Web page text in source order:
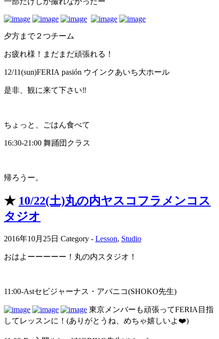
夕方まで２つチーム
お疲れ様！まだまだ頑張れる！
12/11(sun)FERIA pasión ウインクあいち大ホール
是非、観に来て下さい‼️
ちょっと、ごはん食べて
16:30-21:00 舞踊団クラス
帰ろうー。
★ 10/22(土)丸の内ヤスコフラメンコス
タジオ
2016年10月25日 Category - Lesson, Studio
おはよーーーーー！丸の内スタジオ！
11:00-Astセビジャーナス・アバニコ(SHOKO先生)
東京メンバーも頑張ってFERIA目指
してレッスンに！(ありがとうね、めちゃ嬉しいよ❤️)